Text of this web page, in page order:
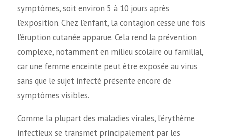
symptômes, soit environ 5 à 10 jours après
l’exposition. Chez l’enfant, la contagion cesse une fois
l’éruption cutanée apparue. Cela rend la prévention
complexe, notamment en milieu scolaire ou familial,
car une femme enceinte peut être exposée au virus
sans que le sujet infecté présente encore de
symptômes visibles.
Comme la plupart des maladies virales, l’érythème
infectieux se transmet principalement par les